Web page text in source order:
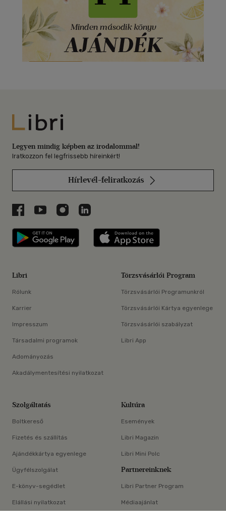
×
Libri
Legyen mindig képben az irodalommal!
Iratkozzon fel legfrissebb híreinkért!
Hírlevél-feliratkozás
Libri a Facebookon
Libri a Youtube-on
Libri az Instagramon
Libri a LinkedInen
Libri applikáció Szerezd meg: Google
Libri
Rólunk
Karrier
Impresszum
Társadalmi programok
Adományozás
Akadálymentesítési nyilatkozat
Törzsvásárlói Program
Törzsvásárlói Programunkról
Törzsvásárlói Kártya egyenlege
Törzsvásárlói szabályzat
Libri App
Szolgáltatás
Boltkereső
Fizetés és szállítás
Ajándékkártya egyenlege
Ügyfélszolgálat
E-könyv-segédlet
Elállási nyilatkozat
Kultúra
Események
Libri Magazin
Libri Mini Polc
Partnereinknek
Libri Partner Program
Médiaajánlat